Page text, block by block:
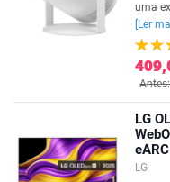
uma
[Ler
LG
LG